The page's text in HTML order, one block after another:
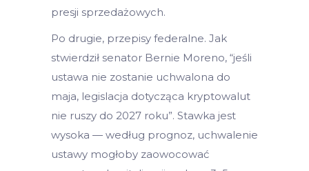
presji sprzedażowych.
Po drugie, przepisy federalne. Jak
stwierdził senator Bernie Moreno, “jeśli
ustawa nie zostanie uchwalona do
maja, legislacja dotycząca kryptowalut
nie ruszy do 2027 roku”. Stawka jest
wysoka — według prognoz, uchwalenie
ustawy mogłoby zaowocować